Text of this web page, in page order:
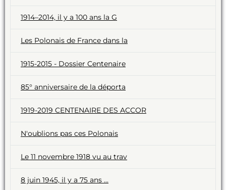
1914–2014, il y a 100 ans la G
Les Polonais de France dans la
1915-2015 - Dossier Centenaire
85° anniversaire de la déporta
1919-2019 CENTENAIRE DES ACCOR
N'oublions pas ces Polonais
Le 11 novembre 1918 vu au trav
8 juin 1945, il y a 75 ans ...